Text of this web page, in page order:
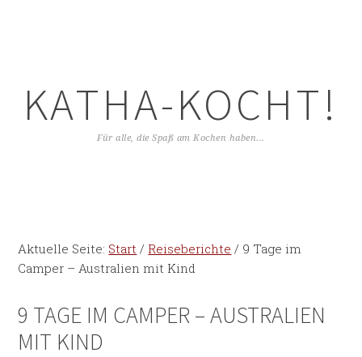
KATHA-KOCHT!
Für alle, die Spaß am Kochen haben...
Aktuelle Seite: Start / Reiseberichte / 9 Tage im
Camper – Australien mit Kind
9 TAGE IM CAMPER – AUSTRALIEN
MIT KIND